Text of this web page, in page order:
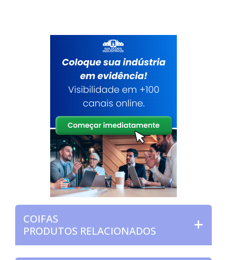
COIFAS
PRODUTOS RELACIONADOS